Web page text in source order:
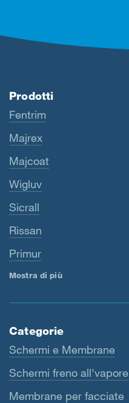
Prodotti
Fentrim
Majrex
Majcoat
Wigluv
Sicrall
Rissan
Primur
Mostra di più
Categorie
Schermi e Membrane
Schermi freno all'vapore
Membrane per facciate